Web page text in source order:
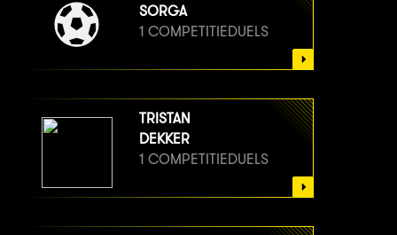
SORGA
1 COMPETITIEDUELS
TRISTAN
DEKKER
1 COMPETITIEDUELS